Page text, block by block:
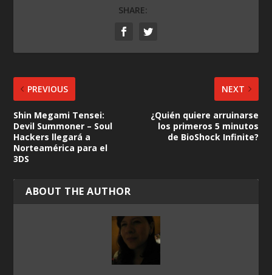
SHARE:
PREVIOUS
Shin Megami Tensei:
Devil Summoner – Soul
Hackers llegará a
Norteamérica para el
3DS
NEXT
¿Quién quiere arruinarse
los primeros 5 minutos
de BioShock Infinite?
ABOUT THE AUTHOR